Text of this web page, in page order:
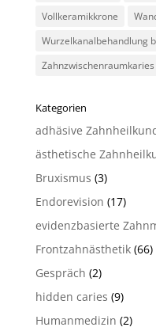
Vollkeramikkrone
Wurzelkanalbehandlung
Zahnzwischenraumkaries
Kategorien
adhäsive
ästhetische
Bruxismus (3)
Endorevision (17)
evidenzbasierte
Frontzahnästhetik(66)
Gespräch (2)
hidden caries (9)
Humanmedizin (2)